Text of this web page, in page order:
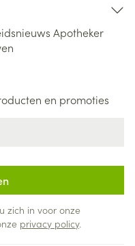
Apotheker
en promoties
zich in voor onze
privacy policy.